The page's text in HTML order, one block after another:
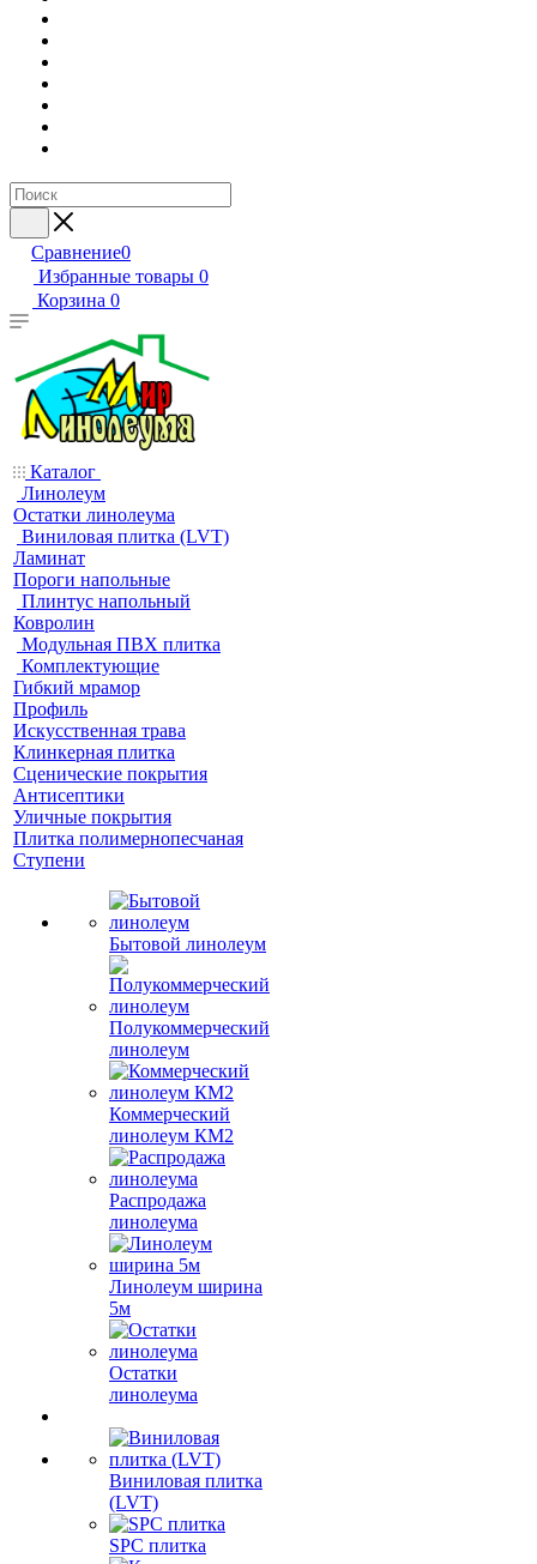
Сравнение0
Избранные товары 0
Корзина 0
Каталог
Линолеум
Остатки линолеума
Виниловая плитка (LVT)
Ламинат
Пороги напольные
Плинтус напольный
Ковролин
Модульная ПВХ плитка
Комплектующие
Гибкий мрамор
Профиль
Искусственная трава
Клинкерная плитка
Сценические покрытия
Антисептики
Уличные покрытия
Плитка полимернопесчаная
Ступени
Бытовой линолеум
Полукоммерческий
линолеум
Коммерческий
линолеум КМ2
Распродажа
линолеума
Линолеум ширина
5м
Остатки
линолеума
Виниловая плитка
(LVT)
SPC плитка